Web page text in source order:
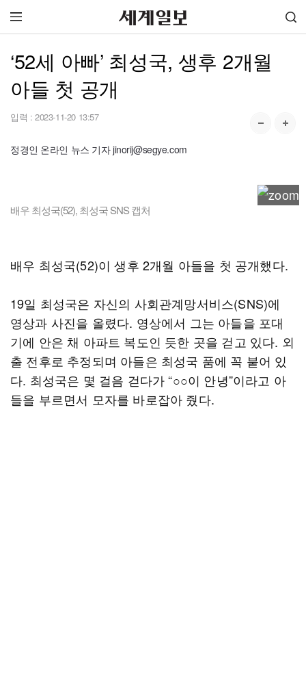
‘52세 아빠’ 최성국, 생후 2개월
아들 첫 공개
입력 : 2023-11-20 13:57
정경인 온라인 뉴스 기자 jinorij@segye.com
배우 최성국(52), 최성국 SNS 캡처
배우 최성국(52)이 생후 2개월 아들을 첫 공개했다.
19일 최성국은 자신의 사회관계망서비스(SNS)에
영상과 사진을 올렸다. 영상에서 그는 아들을 포대
기에 안은 채 아파트 복도인 듯한 곳을 걷고 있다. 외
출 전후로 추정되며 아들은 최성국 품에 꼭 붙어 있
다. 최성국은 몇 걸음 걷다가 “○○이 안녕”이라고 아
들을 부르면서 모자를 바로잡아 줬다.